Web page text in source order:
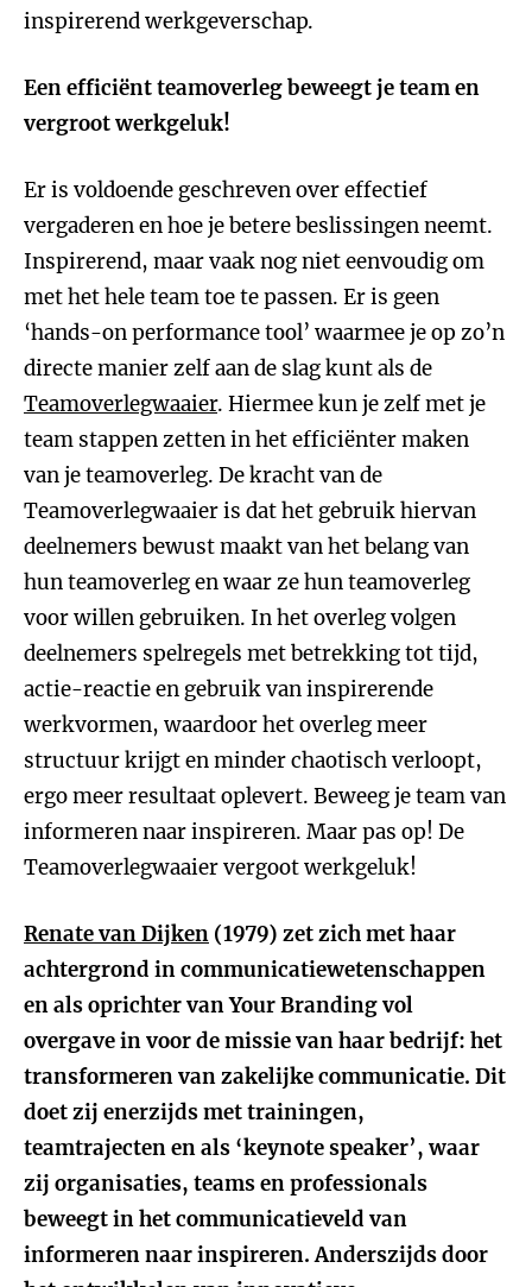
inspirerend werkgeverschap.
Een efficiënt teamoverleg beweegt je team en
vergroot werkgeluk!
Er is voldoende geschreven over effectief
vergaderen en hoe je betere beslissingen neemt.
Inspirerend, maar vaak nog niet eenvoudig om
met het hele team toe te passen. Er is geen
‘hands-on performance tool’ waarmee je op zo’n
directe manier zelf aan de slag kunt als de
Teamoverlegwaaier. Hiermee kun je zelf met je
team stappen zetten in het efficiënter maken
van je teamoverleg. De kracht van de
Teamoverlegwaaier is dat het gebruik hiervan
deelnemers bewust maakt van het belang van
hun teamoverleg en waar ze hun teamoverleg
voor willen gebruiken. In het overleg volgen
deelnemers spelregels met betrekking tot tijd,
actie-reactie en gebruik van inspirerende
werkvormen, waardoor het overleg meer
structuur krijgt en minder chaotisch verloopt,
ergo meer resultaat oplevert. Beweeg je team van
informeren naar inspireren. Maar pas op! De
Teamoverlegwaaier vergoot werkgeluk!
Renate van Dijken (1979) zet zich met haar
achtergrond in communicatiewetenschappen
en als oprichter van Your Branding vol
overgave in voor de missie van haar bedrijf: het
transformeren van zakelijke communicatie. Dit
doet zij enerzijds met trainingen,
teamtrajecten en als ‘keynote speaker’, waar
zij organisaties, teams en professionals
beweegt in het communicatieveld van
informeren naar inspireren. Anderszijds door